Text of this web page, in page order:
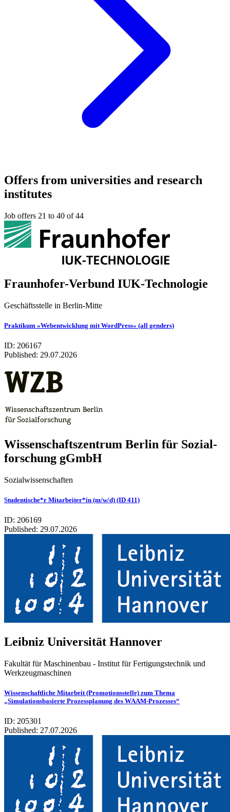
Offers from universities and research
institutes
Job offers 21 to 40 of 44
Fraunhofer-Verbund IUK-Technologie
Geschäftsstelle in Berlin-Mitte
Praktikum »Webentwicklung mit WordPress« (all genders)
ID: 206167
Published: 29.07.2026
Wis­sen­schafts­zen­trum Ber­lin für Sozi­al­
for­schung gGmbH
Sozialwissenschaften
Studentische*r Mitarbeiter*in (m/w/d) (ID 411)
ID: 206169
Published: 29.07.2026
Leib­niz Uni­ver­si­tät Han­no­ver
Fakultät für Maschinenbau - Institut für Fertigungstechnik und
Werkzeugmaschinen
Wissenschaftliche Mitarbeit (Promotionsstelle) zum Thema
„Simulationsbasierte Prozessplanung des WAAM-Prozesses“
ID: 205301
Published: 27.07.2026